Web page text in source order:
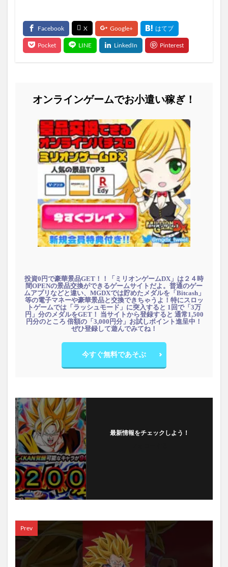
オンラインゲームでお小遣い稼ぎ！
投資0円で豪華景品GET！！「ミリオンゲームDX」は２４時
間OPENの景品交換ができるゲームサイトだよ。普通のゲー
ムアプリなどと違い、MGDXでは貯めたメダルを「Bitcash」
等の電子マネーや豪華景品と交換できちゃうよ！特にスロッ
トゲームでは「ラッシュモード」に突入すると 1回で「3万
円」分のメダルをGET！ 当サイトから登録すると 通常1,500
円分のところ 倍額の「3,000円分」お試しポイント進呈中！
ぜひ登録して遊んでみてね！
今すぐ無料であそぶ
最新情報をチェックしよう！
Prev